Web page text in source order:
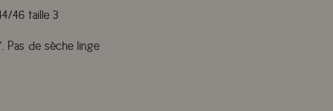
46 taille 3
Pas de sèche linge